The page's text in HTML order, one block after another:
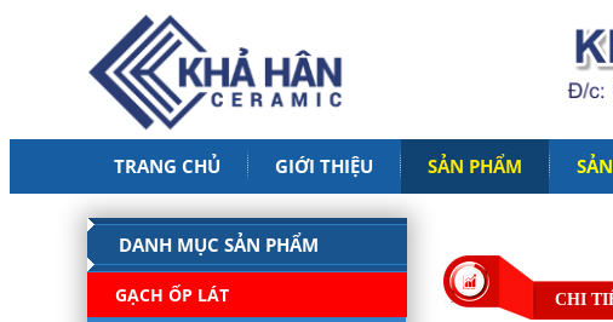
TRANG CHỦ GIỚI THIỆU SẢN PHẨM
CHI
DANH MỤC SẢN PHẨM
GẠCH ỐP LÁT